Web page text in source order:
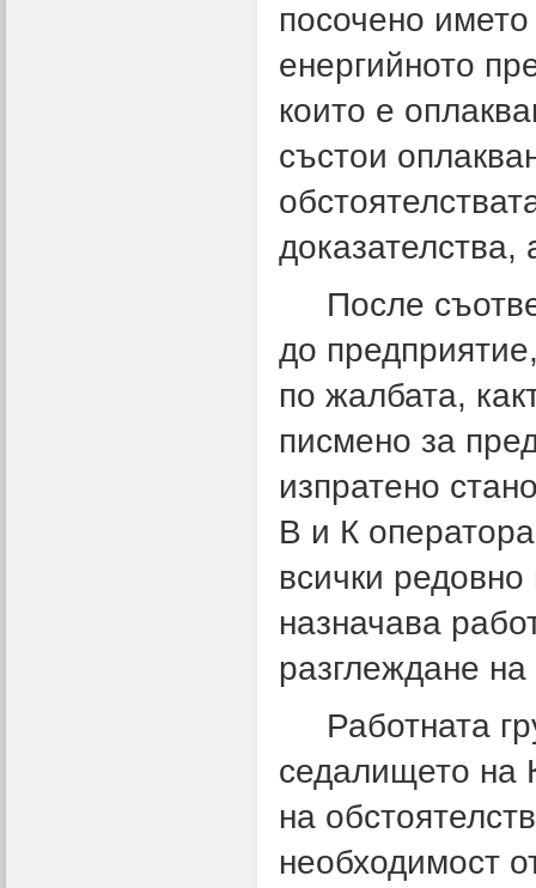
посочено
енергийното
които е
състои
доказателства,
После
до
по жалбата,
писмено за
изпратено
В и К
всички
назначава
разглеждане на
Работната
седалището на
на
необходимост